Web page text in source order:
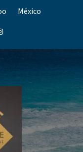
México